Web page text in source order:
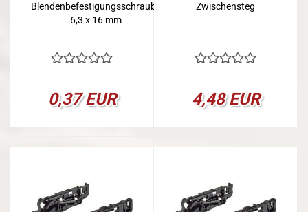
Blendenbefestigungsschraube
6,3 x 16 mm
0,37 EUR
Zwischensteg
4,48 EUR